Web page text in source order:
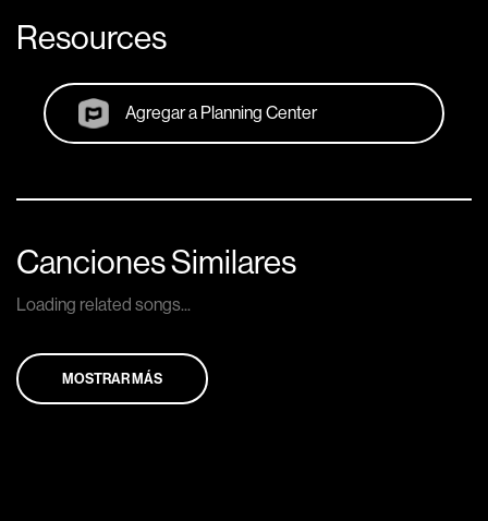
Resources
Agregar a Planning Center
Canciones Similares
Loading related songs...
MOSTRAR MÁS